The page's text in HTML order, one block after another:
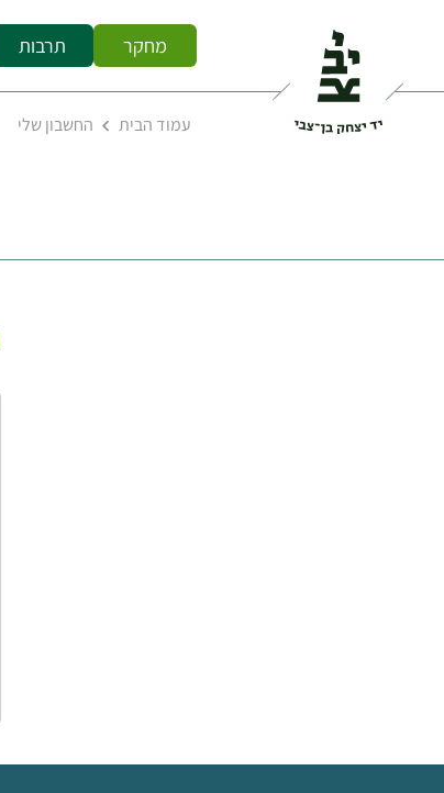
מחקר תרבות
עמוד הבית החשבון שלי